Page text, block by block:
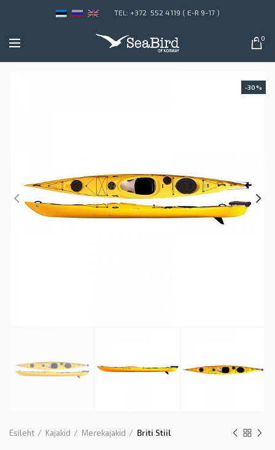
TEL: +372 552 4119 ( E-R 9-17 )
0
-30%
Esileht Kajakid Merekajakid Briti Stiil